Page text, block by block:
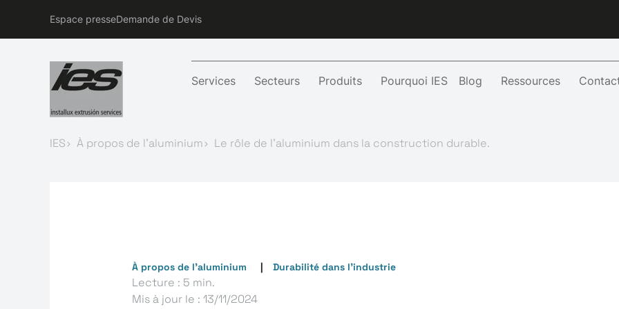
Espace presseDemande de Devis
Services Secteurs Produits Pourquoi IES Blog Ressources
IES À propos de l’aluminium Le rôle de l'aluminium dans la construction durable.
À propos de l’aluminium Durabilité dans l'industrie
Lecture : 5 min.
Mis à jour le :13/11/2024